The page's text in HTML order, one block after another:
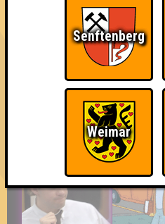
Bin ich schon drin? So kurz
Senftenberg
Weimar